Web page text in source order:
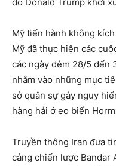
Mỹ tiến hành không
Mỹ đã thực hiện các
các ngày đêm 28/5 đến
nhắm vào những mục
sở quân sự gây nguy
hàng hải ở eo biển
Truyền thông Iran đưa
cảng chiến lược Bandar